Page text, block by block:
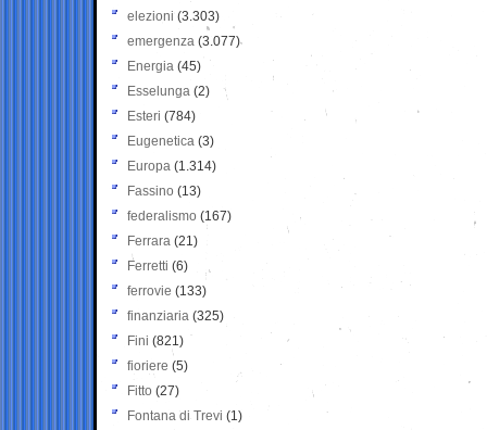
elezioni (3.303)
emergenza (3.077)
Energia (45)
Esselunga (2)
Esteri (784)
Eugenetica (3)
Europa (1.314)
Fassino (13)
federalismo (167)
Ferrara (21)
Ferretti (6)
ferrovie (133)
finanziaria (325)
Fini (821)
fioriere (5)
Fitto (27)
Fontana di Trevi (1)